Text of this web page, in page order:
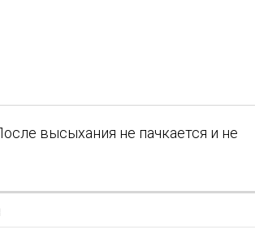
высыхания не пачкается и не